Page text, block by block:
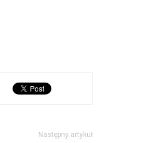
Następny artykuł